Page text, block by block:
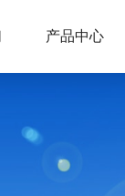
产品中心